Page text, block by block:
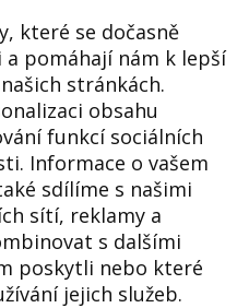
které se dočasně
pomáhají nám k lepší
stránkách.
obsahu
funkcí sociálních
Informace o vašem
sdílíme s našimi
sítí, reklamy a
s dalšími
poskytli nebo které
jejich služeb.